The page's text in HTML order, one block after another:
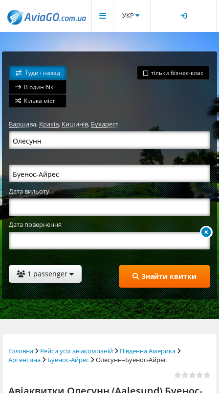
УКР
Туди і назад
В один бік
Кілька міст
тільки бізнес-клас
Варшава, Краків,Кишинів,Бухарест
Дата вильоту
Дата повернення
1 passenger Знайти квитки
Головна Рейси усіх авіакомпаній
Південна Америка
Аргентина
Буенос-Айрес Олесунн–Буенос-Айрес